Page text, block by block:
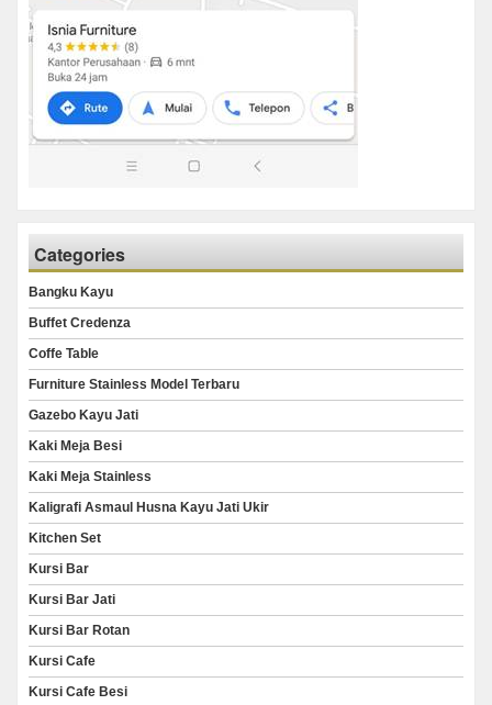
Categories
Bangku Kayu
Buffet Credenza
Coffe Table
Furniture Stainless Model Terbaru
Gazebo Kayu Jati
Kaki Meja Besi
Kaki Meja Stainless
Kaligrafi Asmaul Husna Kayu Jati Ukir
Kitchen Set
Kursi Bar
Kursi Bar Jati
Kursi Bar Rotan
Kursi Cafe
Kursi Cafe Besi